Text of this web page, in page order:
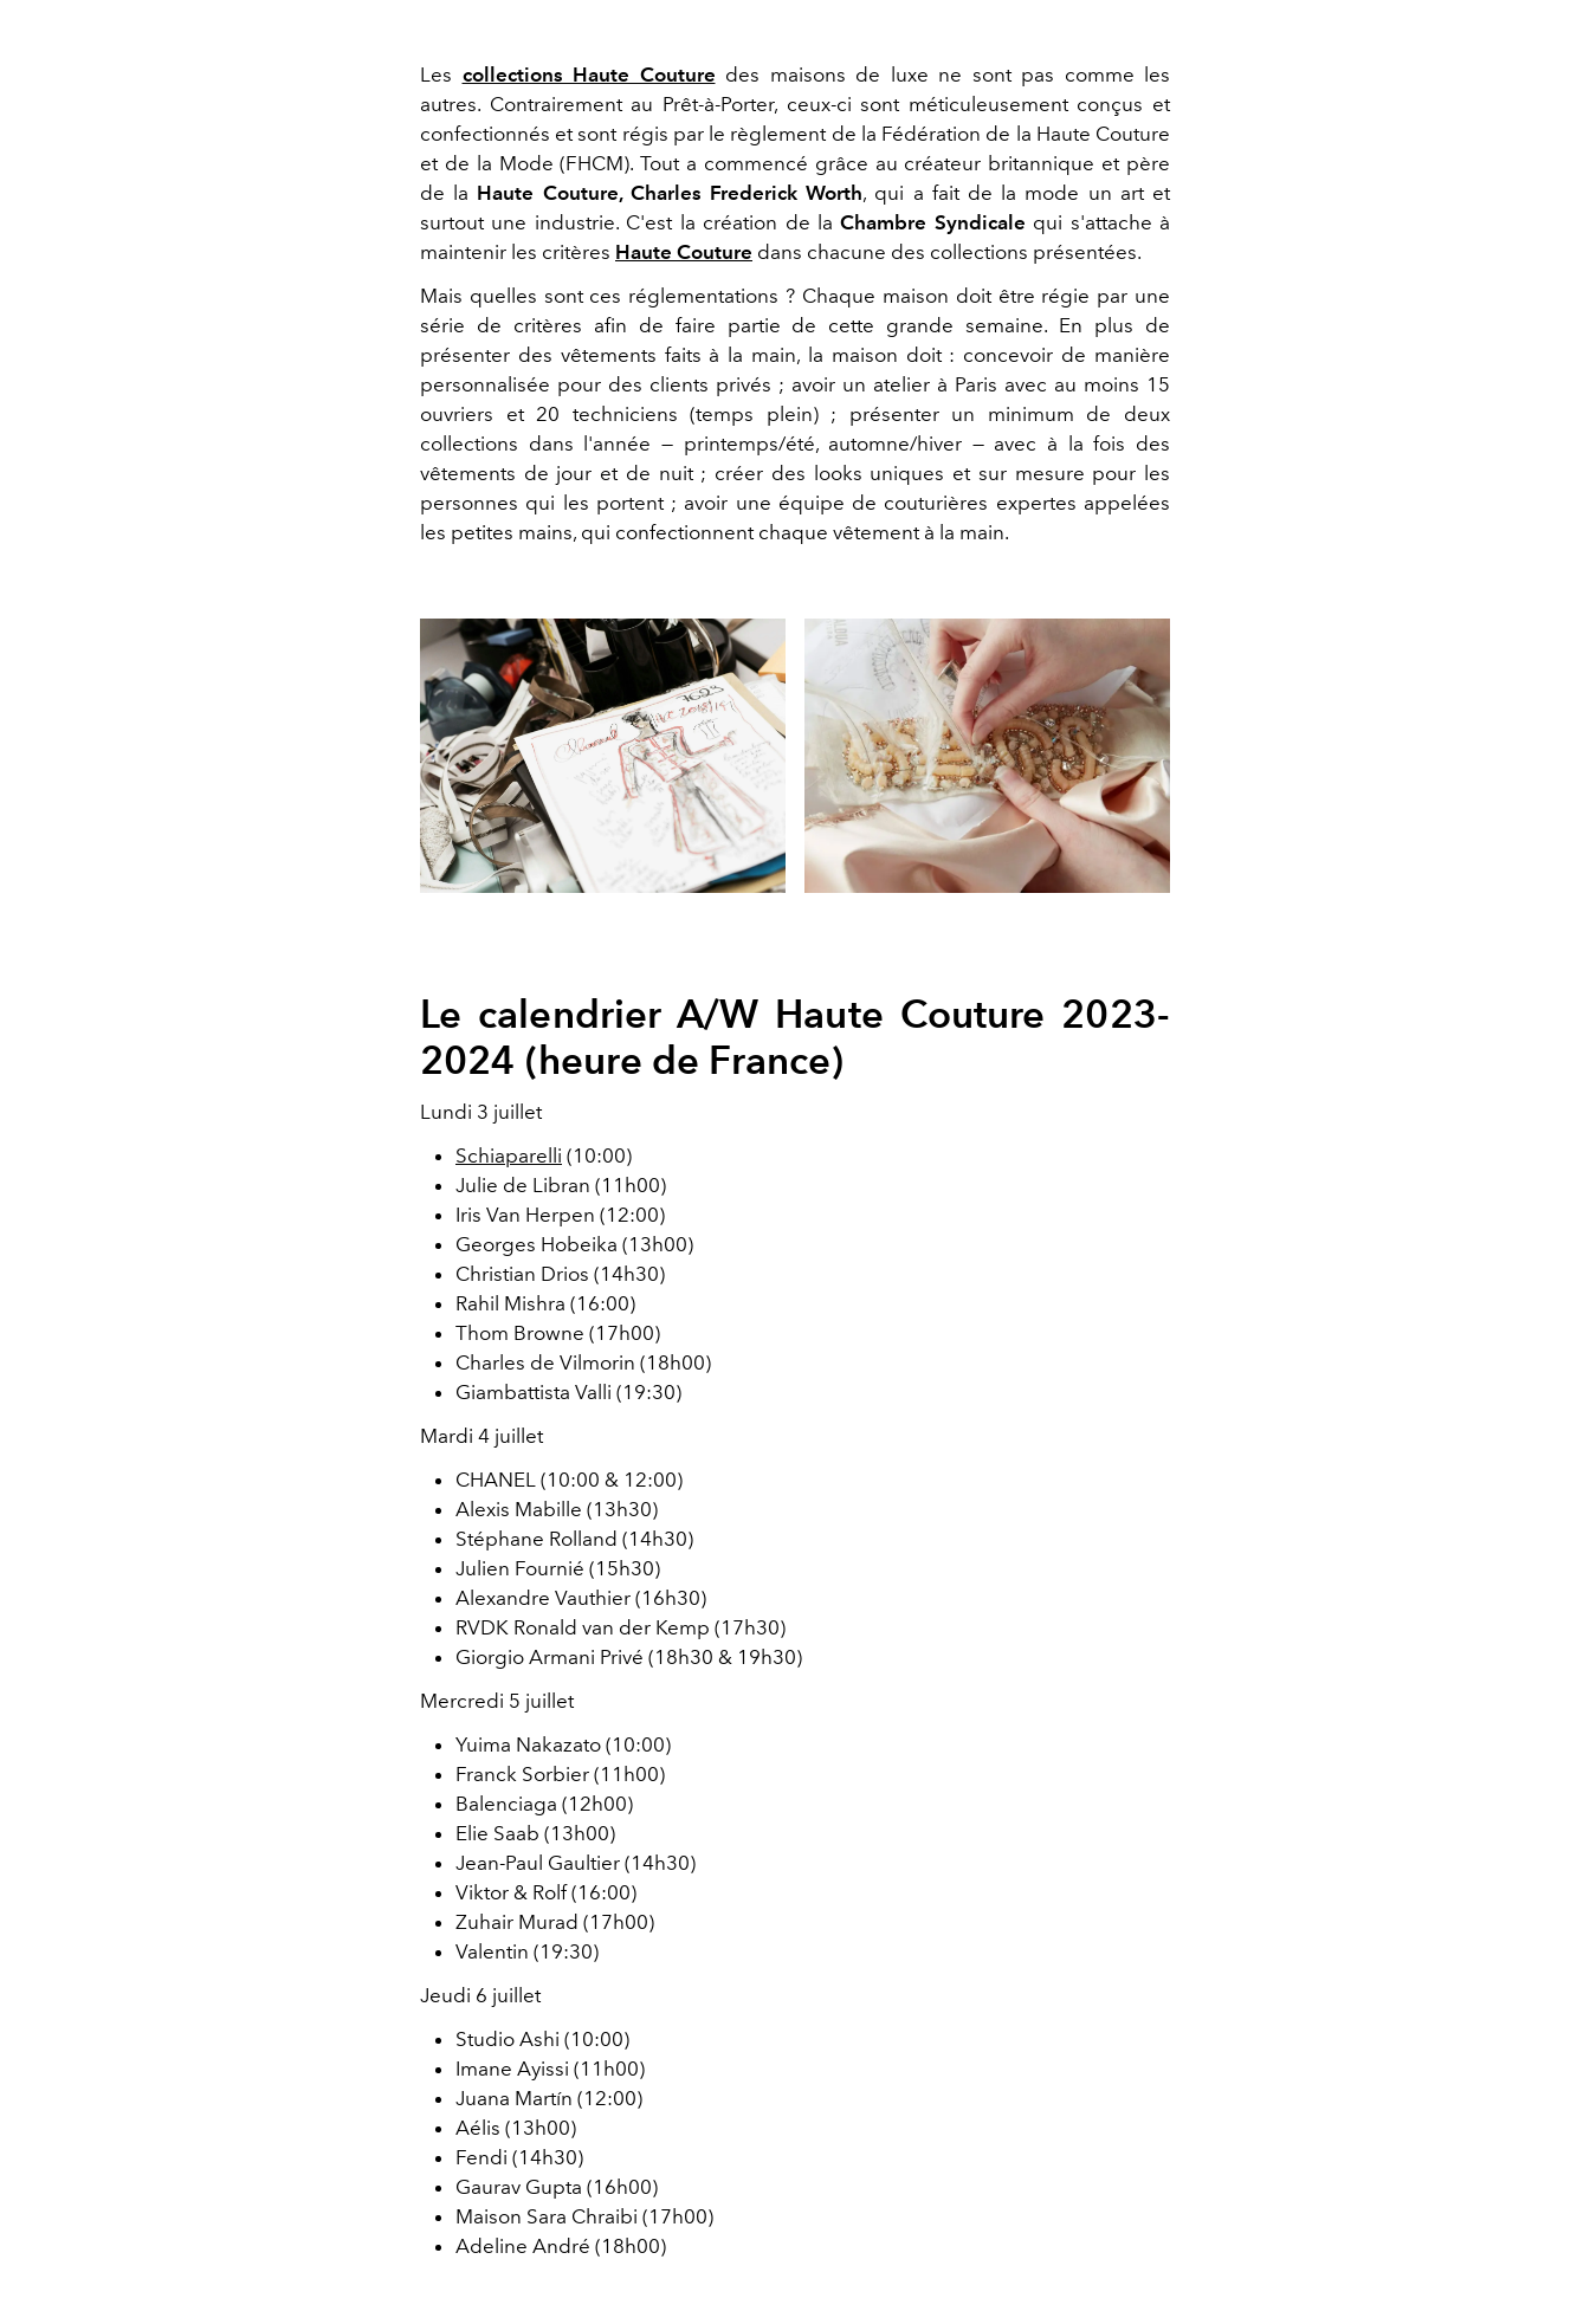
Les collections Haute Couture des maisons de luxe ne sont pas comme les
autres. Contrairement au Prêt-à-Porter, ceux-ci sont méticuleusement conçus et
confectionnés et sont régis par le règlement de la Fédération de la Haute Couture
et de la Mode (FHCM). Tout a commencé grâce au créateur britannique et père
de la Haute Couture, Charles Frederick Worth, qui a fait de la mode un art et
surtout une industrie. C'est la création de laChambre Syndicale qui s'attache à
maintenir les critères Haute Couture dans chacune des collections présentées.
Mais quelles sont ces réglementations ? Chaque maison doit être régie par une
série de critères afin de faire partie de cette grande semaine. En plus de
présenter des vêtements faits à la main, la maison doit : concevoir de manière
personnalisée pour des clients privés ; avoir un atelier à Paris avec au moins 15
ouvriers et 20 techniciens (temps plein) ; présenter un minimum de deux
collections dans l'année —printemps/été, automne/hiver —avec à la fois des
vêtements de jour et de nuit ; créer des looks uniques et sur mesure pour les
personnes qui les portent ; avoir une équipe de couturières expertes appelées
les petites mains, qui confectionnent chaque vêtement à la main.
Le calendrier A/W Haute Couture 2023-
2024 (heure de France)
Lundi 3 juillet
Schiaparelli (10:00)
Julie de Libran (11h00)
Iris Van Herpen (12:00)
Georges Hobeika (13h00)
Christian Drios (14h30)
Rahil Mishra (16:00)
Thom Browne (17h00)
Charles de Vilmorin (18h00)
Giambattista Valli (19:30)
Mardi 4 juillet
CHANEL (10:00 & 12:00)
Alexis Mabille (13h30)
Stéphane Rolland (14h30)
Julien Fournié (15h30)
Alexandre Vauthier (16h30)
RVDK Ronald van der Kemp (17h30)
Giorgio Armani Privé (18h30 & 19h30)
Mercredi 5 juillet
Yuima Nakazato (10:00)
Franck Sorbier (11h00)
Balenciaga (12h00)
Elie Saab (13h00)
Jean-Paul Gaultier (14h30)
Viktor & Rolf (16:00)
Zuhair Murad (17h00)
Valentin (19:30)
Jeudi 6 juillet
Studio Ashi (10:00)
Imane Ayissi (11h00)
Juana Martín (12:00)
Aélis (13h00)
Fendi (14h30)
Gaurav Gupta (16h00)
Maison Sara Chraibi (17h00)
Adeline André (18h00)